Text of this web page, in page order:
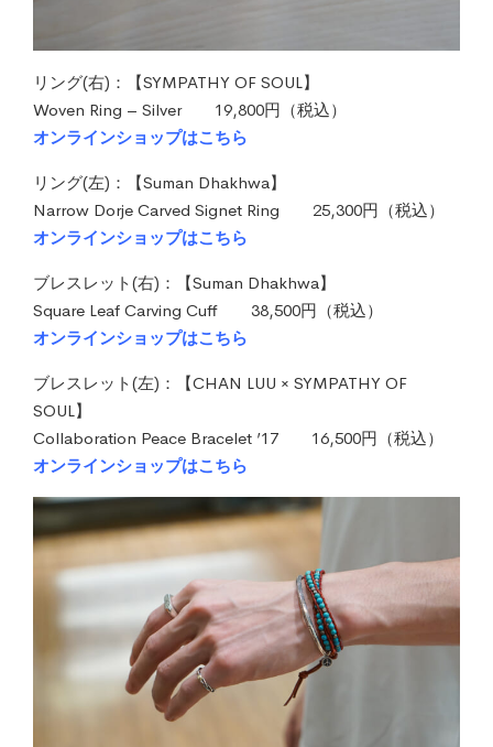
リング(右)：【SYMPATHY OF SOUL】
Woven Ring – Silver 19,800円（税込）
オンラインショップはこちら
リング(左)：【Suman Dhakhwa】
Narrow Dorje Carved Signet Ring 25,300円（税込）
オンラインショップはこちら
ブレスレット(右)：【Suman Dhakhwa】
Square Leaf Carving Cuff 38,500円（税込）
オンラインショップはこちら
ブレスレット(左)：【CHAN LUU × SYMPATHY OF
SOUL】
Collaboration Peace Bracelet ’17 16,500円（税込）
オンラインショップはこちら